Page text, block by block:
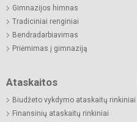
Gimnazijos himnas
Tradiciniai renginiai
Bendradarbiavimas
Priėmimas į gimnaziją
Ataskaitos
Biudžeto vykdymo ataskaitų rinkiniai
Finansinių ataskaitų rinkiniai